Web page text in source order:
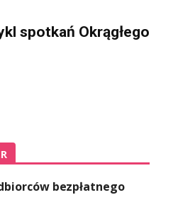
spotkań Okrągłego
bezpłatnego